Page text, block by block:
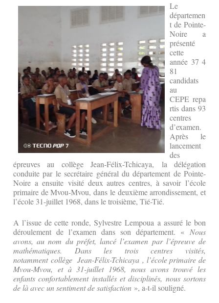
Le
départemen
t de Pointe-
Noire a
présenté
cette
année 37 4
81
candidats
au
CEPE repa
rtis dans 93
centres
d’examen.
Après le
lancement
des
épreuves au collège Jean-Félix-Tchicaya, la délégation
conduite par le secrétaire général du département de Pointe-
Noire a ensuite visité deux autres centres, à savoir l’école
primaire de Mvou-Mvou, dans le deuxième arrondissement, et
l’école 31-juillet 1968, dans le troisième, Tié-Tié.
A l’issue de cette ronde, Sylvestre Lempoua a assuré le bon
déroulement de l’examen dans son département. « Nous
avons, au nom du préfet, lancé l’examen par l’épreuve de
mathématiques. Dans les trois centres visités,
notamment collège Jean-Félix-Tchicaya , l’école primaire de
Mvou-Mvou, et à 31-juillet 1968, nous avons trouvé les
enfants confortablement installés et disciplinés, nous sortons
de là avec un sentiment de satisfaction », a-t-il souligné.